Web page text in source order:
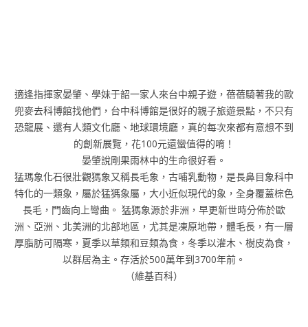
適逢指揮家晏肇、學妹于韶一家人來台中親子遊，蓓蓓騎著我的歐
兜麥去科博館找他們，台中科博館是很好的親子旅遊景點，不只有
恐龍展、還有人類文化廳、地球環境廳，真的每次來都有意想不到
的創新展覽，花100元還蠻值得的唷！
晏肇說剛果雨林中的生命很好看。
猛瑪象化石很壯觀獁象又稱長毛象，古哺乳動物，是長鼻目象科中
特化的一類象，屬於猛獁象屬，大小近似現代的象，全身覆蓋棕色
長毛，門齒向上彎曲。 猛獁象源於非洲，早更新世時分佈於歐
洲、亞洲、北美洲的北部地區，尤其是凍原地帶，體毛長，有一層
厚脂肪可隔寒，夏季以草類和豆類為食，冬季以灌木、樹皮為食，
以群居為主。存活於500萬年到3700年前。
（維基百科）